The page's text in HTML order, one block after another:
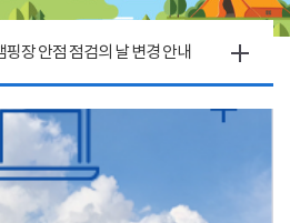
핑장 안점 점검의 날 변경 안내
~6일) 미운영 공지